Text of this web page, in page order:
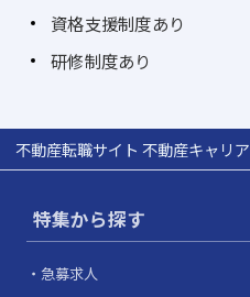
資格支援制度あり
研修制度あり
不動産転職サイト 不動産キャリア
特集から探す
急募求人